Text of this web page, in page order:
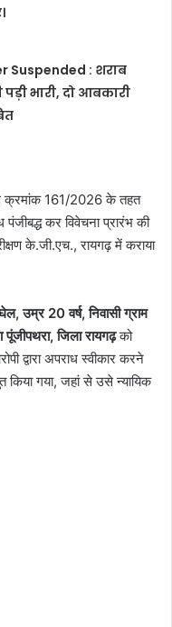
Suspended : शराब
भारी, दो आबकारी
क्रमांक 161/2026 के तहत
कर विवेचना प्रारंभ की
के.जी.एच., रायगढ़ में कराया
उम्र 20 वर्ष, निवासी ग्राम
पूंजीपथरा, जिला रायगढ़को
द्वारा अपराध स्वीकार करने
किया गया, जहां से उसे न्यायिक